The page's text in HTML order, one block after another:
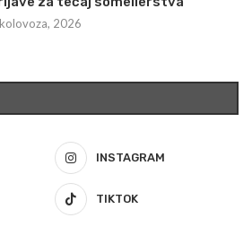
2026
INSTAGRAM
TIKTOK